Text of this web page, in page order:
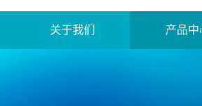
关于我们 产品中